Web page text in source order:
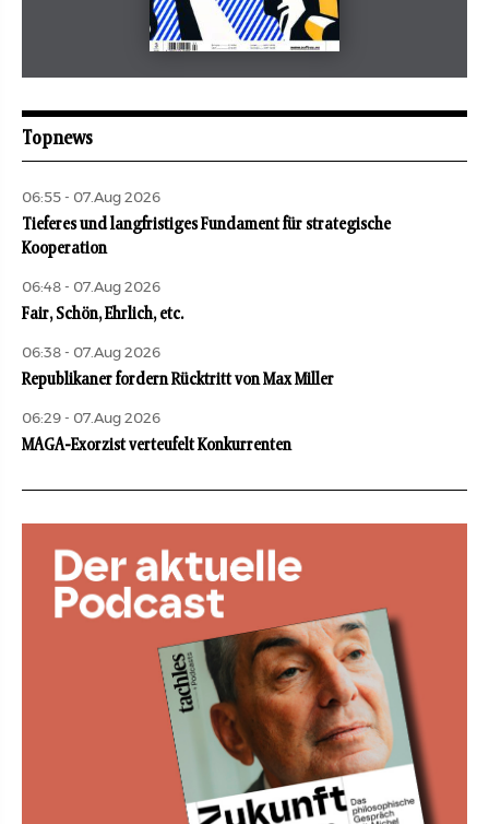
aufbau
Topnews
06:55 - 07.Aug 2026
Tieferes und langfristiges Fundament für strategische
Kooperation
06:48 - 07.Aug 2026
Fair, Schön, Ehrlich, etc.
06:38 - 07.Aug 2026
Republikaner fordern Rücktritt von Max Miller
06:29 - 07.Aug 2026
MAGA-Exorzist verteufelt Konkurrenten